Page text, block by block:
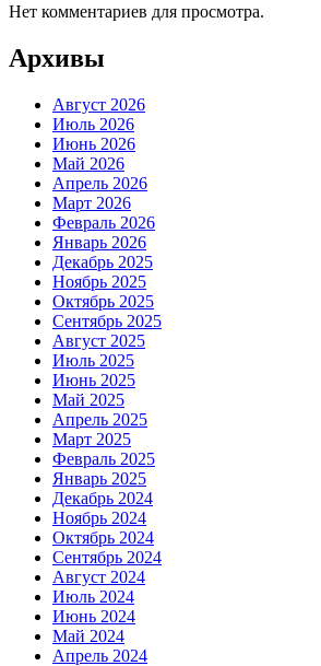
Нет комментариев для просмотра.
Архивы
Август 2026
Июль 2026
Июнь 2026
Май 2026
Апрель 2026
Март 2026
Февраль 2026
Январь 2026
Декабрь 2025
Ноябрь 2025
Октябрь 2025
Сентябрь 2025
Август 2025
Июль 2025
Июнь 2025
Май 2025
Апрель 2025
Март 2025
Февраль 2025
Январь 2025
Декабрь 2024
Ноябрь 2024
Октябрь 2024
Сентябрь 2024
Август 2024
Июль 2024
Июнь 2024
Май 2024
Апрель 2024